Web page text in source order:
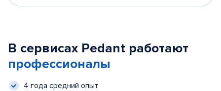
В сервисах Pedant работают
профессионалы
4 года средний опыт